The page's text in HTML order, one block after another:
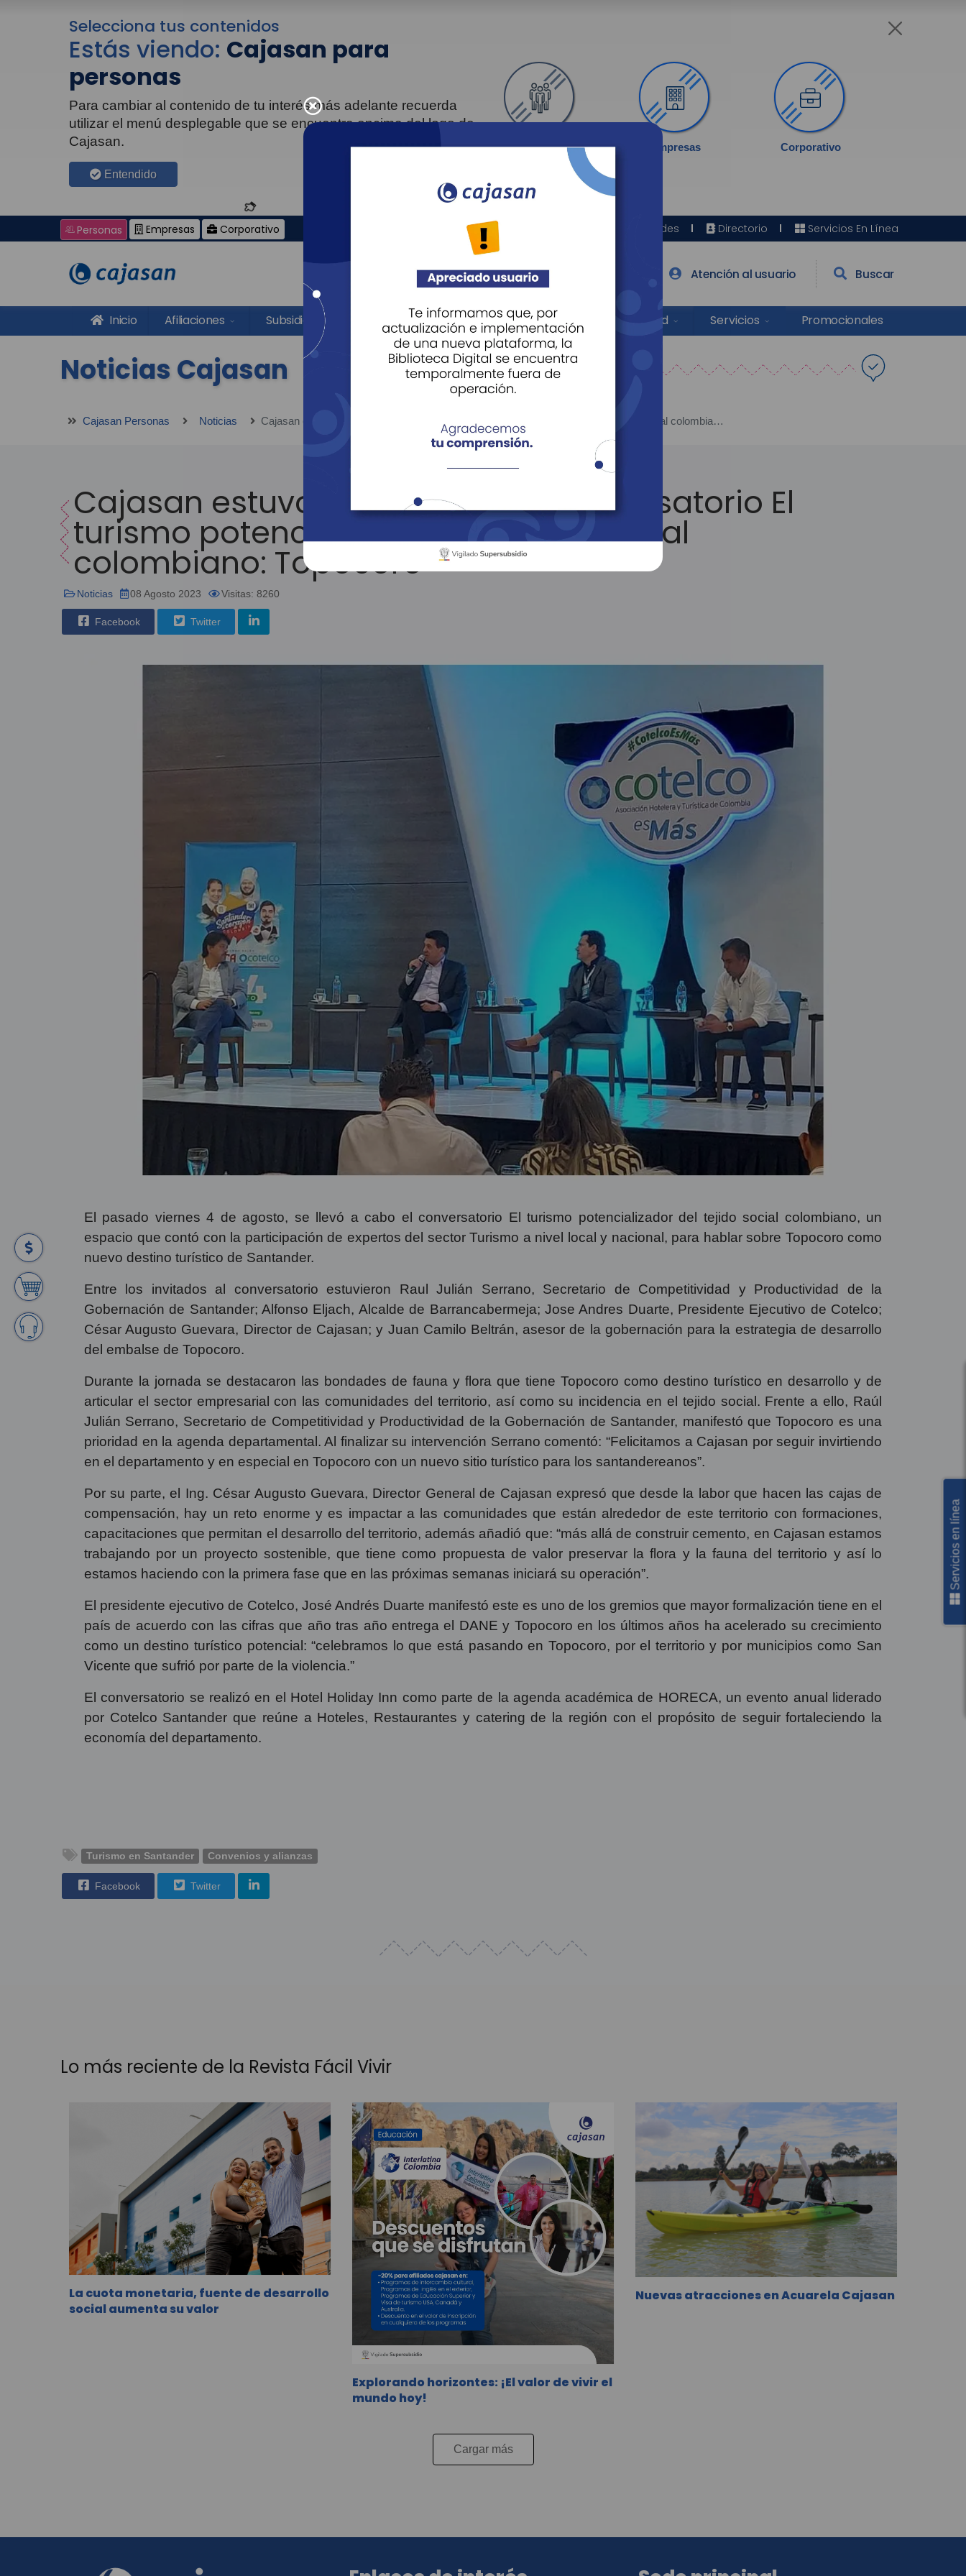
Selecciona tus contenidos
Estás viendo: Cajasan para
personas
Para cambiar al contenido de tu interés más adelante recuerda
utilizar el menú desplegable que se encuentra encima del logo de
Cajasan.
Entendido
Personas Empresas Corporativo
Personas Empresas Corporativo Sedes Directorio Servicios En Línea
Agéndate Atención al usuario Buscar
Inicio Afiliaciones Subsidios Recreación Educación Cultura Salud Servicios Promocionales
Noticias Cajasan
Cajasan Personas Noticias Cajasan estuvo presente en el conversatorio El turismo potencializador del tejido social colombiano: Topocoro
Cajasan estuvo presente en el conversatorio El
turismo potencializador del tejido social
colombiano: Topocoro
Noticias 08 Agosto 2023 Visitas: 8260
Facebook Twitter
espacio que contó con la participación de expertos del sector Turismo a nivel local y nacional, para hablar sobre Topocoro como
nuevo destino turístico de Santander.
Entre los invitados al conversatorio estuvieron Raul Julián Serrano, Secretario de Competitividad y Productividad de la
Gobernación de Santander; Alfonso Eljach, Alcalde de Barrancabermeja; Jose Andres Duarte, Presidente Ejecutivo de Cotelco;
del embalse de Topocoro.
Durante la jornada se destacaron las bondades de fauna y flora que tiene Topocoro como destino turístico en desarrollo y de
articular el sector empresarial con las comunidades del territorio, así como su incidencia en el tejido social. Frente a ello, Raúl
prioridad en la agenda departamental. Al finalizar su intervención Serrano comentó: “Felicitamos a Cajasan por seguir invirtiendo
en el departamento y en especial en Topocoro con un nuevo sitio turístico para los santandereanos”.
El presidente ejecutivo de Cotelco, José Andrés Duarte manifestó este es uno de los gremios que mayor formalización tiene en el
país de acuerdo con las cifras que año tras año entrega el DANE y Topocoro en los últimos años ha acelerado su crecimiento
Convenios y alianzas
Twitter
Lo más reciente de la Revista Fácil Vivir
Servicios en línea